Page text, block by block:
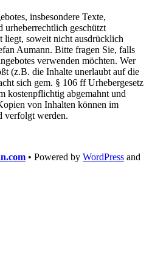
insbesondere Texte,
geschützt
liegt, soweit nicht ausdrücklich
Aumann. Bitte fragen Sie, falls
verwenden möchten. Wer
(z.B. die Inhalte unerlaubt auf die
sich gem. § 106 ff Urhebergesetz
kostenpflichtig abgemahnt und
von Inhalten können im
verfolgt werden.
• Powered by WordPress and